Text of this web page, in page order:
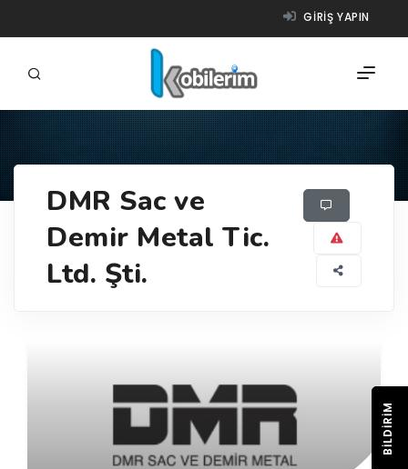
GIRIŞ YAPIN
ÜRÜNLER
DMR Sac ve
Demir Metal Tic.
Ltd. Şti.
BILDIRIM